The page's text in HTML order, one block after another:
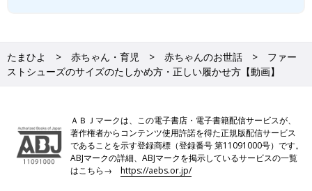
たまひよ 赤ちゃん・育児 赤ちゃんのお世話
ファー
ストシューズのサイズのたしかめ方・正しい履かせ方【動画】
ＡＢＪマークは、この電子書店・電子書籍配信サービスが、
著作権者からコンテンツ使用許諾を得た正規版配信サービス
であることを示す登録商標（登録番号 第11091000号）です。
ABJマークの詳細、ABJマークを掲示しているサービスの一覧
はこちら→https://aebs.or.jp/